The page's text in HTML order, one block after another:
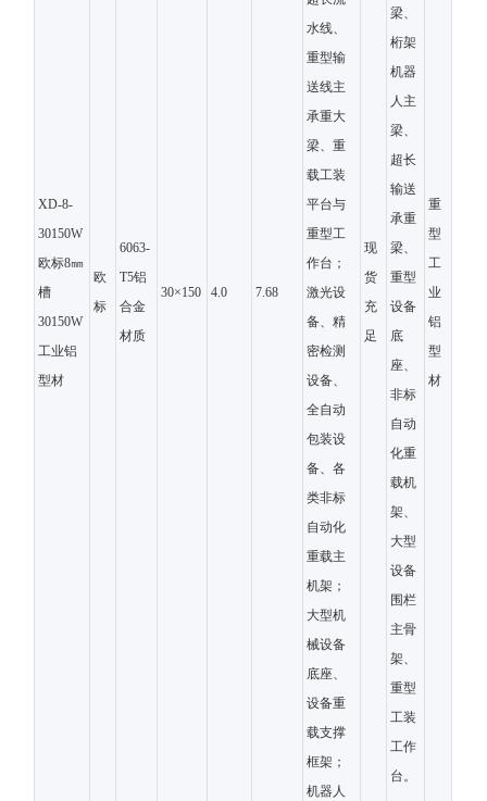
XD-8-
30150W
欧标8㎜
槽
30150W
工业铝
型材
欧
标
6063-
T5铝
合金
材质
30×150 4.0 7.68
水线、
重型输
送线主
承重大
梁、重
载工装
平台与
重型工
作台；
激光设
备、精
密检测
设备、
全自动
包装设
备、各
类非标
自动化
重载主
机架；
大型机
械设备
底座、
设备重
载支撑
框架；
机器人
现
货
充
足
梁、
桁架
机器
人主
梁、
超长
输送
承重
梁、
重型
设备
底
座、
非标
自动
化重
载机
架、
大型
设备
围栏
主骨
架、
重型
工装
工作
台。
重
型
工
业
铝
型
材